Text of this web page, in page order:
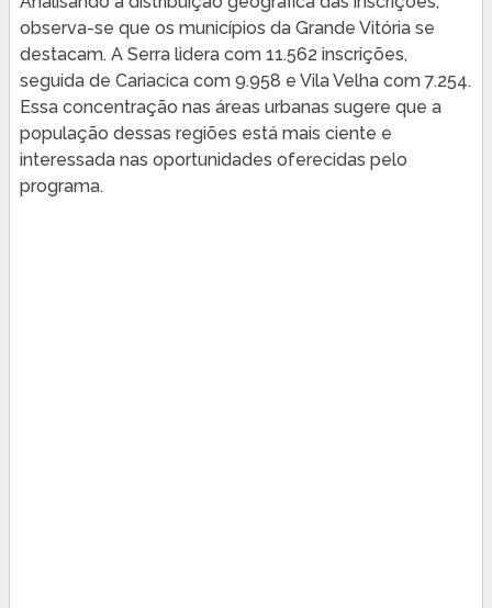
observa-se que os municípios da Grande Vitória se
destacam. A Serra lidera com 11.562 inscrições,
seguida de Cariacica com 9.958 e Vila Velha com 7.254.
Essa concentração nas áreas urbanas sugere que a
população dessas regiões está mais ciente e
interessada nas oportunidades oferecidas pelo
programa.